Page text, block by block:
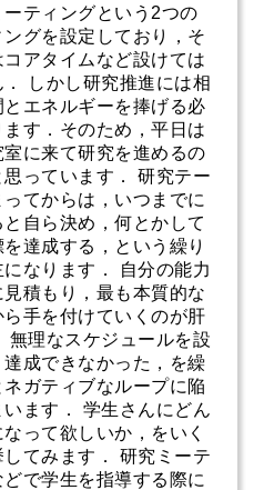
ーティングという2つの
ングを設定しており，そ
アタイムなど設けては
． しかし研究推進には相
とエネルギーを捧げる必
す．そのため，平日は
室に来て研究を進めるの
思っています． 研究テー
ってからは，いつまでに
自ら決め，何とかして
達成する，という繰り
なります． 自分の能力
見積もり，最も本質的な
ら手を付けていくのが肝
無理なスケジュールを設
達成できなかった，を繰
ネガティブなループに陥
います． 学生さんにどん
って欲しいか，をいく
してみます． 研究ミーテ
どで学生を指導する際に